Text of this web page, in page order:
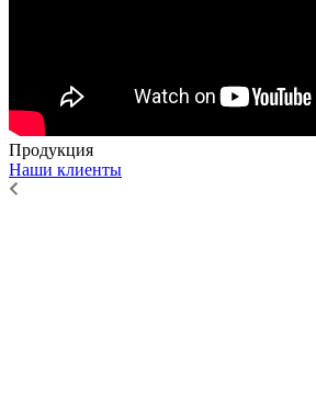
Продукция
Наши клиенты